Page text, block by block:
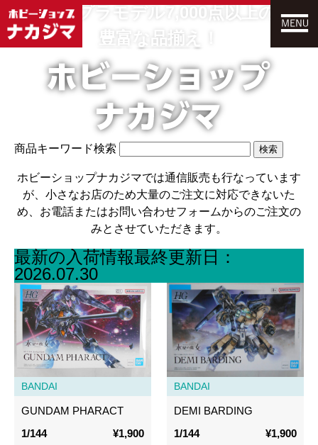
店内プラモデル7,000点以上の
豊富な品揃え！
商品キーワード検索 検索
ホビーショップナカジマでは通信販売も行なっています
が、小さなお店のため大量のご注文に対応できないた
め、 お電話またはお問い合わせフォームからのご注文の
みとさせていただきます。
最新の入荷情報最終更新日：
2026.07.30
BANDAI
GUNDAM PHARACT
1/144
¥1,900
BANDAI
DEMI BARDING
1/144
¥1,900